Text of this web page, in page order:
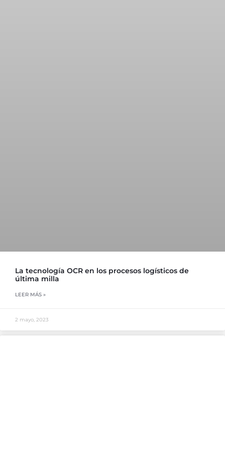
La tecnología OCR en los procesos logísticos de
última milla
LEER MÁS »
2 mayo, 2023